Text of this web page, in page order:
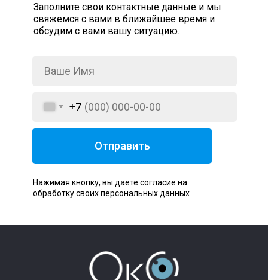
Заполните свои контактные данные и мы
свяжемся с вами в ближайшее время и
обсудим с вами вашу ситуацию.
+7
Отправить
Нажимая кнопку, вы даете согласие на
обработку своих персональных данных